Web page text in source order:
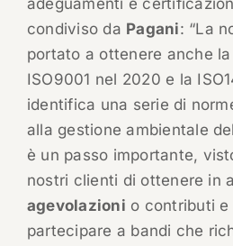
adeguamenti e
condiviso da Pagani: “La
portato a ottenere anche
ISO9001 nel 2020 e la
identifica una serie di
alla gestione ambientale
è un passo importante,
nostri clienti di ottenere in
agevolazioni o contributi e
partecipare a bandi che